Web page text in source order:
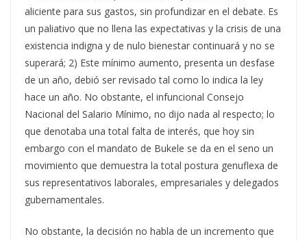
aliciente para sus gastos, sin profundizar en el debate. Es
un paliativo que no llena las expectativas y la crisis de una
existencia indigna y de nulo bienestar continuará y no se
superará; 2) Este mínimo aumento, presenta un desfase
de un año, debió ser revisado tal como lo indica la ley
hace un año. No obstante, el infuncional Consejo
Nacional del Salario Mínimo, no dijo nada al respecto; lo
que denotaba una total falta de interés, que hoy sin
embargo con el mandato de Bukele se da en el seno un
movimiento que demuestra la total postura genuflexa de
sus representativos laborales, empresariales y delegados
gubernamentales.
No obstante, la decisión no habla de un incremento que